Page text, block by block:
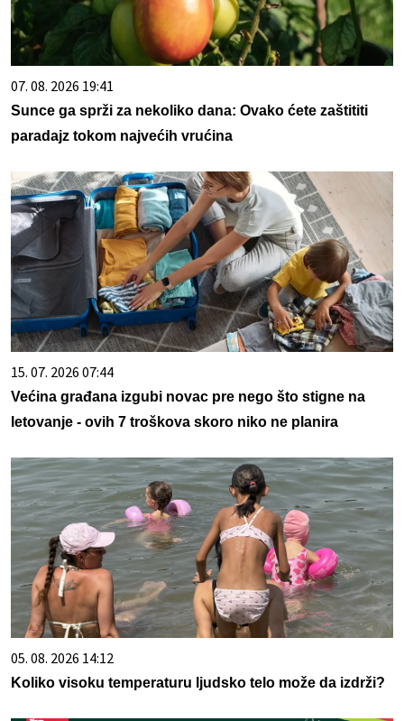
07. 08. 2026 19:41
Sunce ga sprži za nekoliko dana: Ovako ćete zaštititi
paradajz tokom najvećih vrućina
15. 07. 2026 07:44
Većina građana izgubi novac pre nego što stigne na
letovanje - ovih 7 troškova skoro niko ne planira
05. 08. 2026 14:12
Koliko visoku temperaturu ljudsko telo može da izdrži?